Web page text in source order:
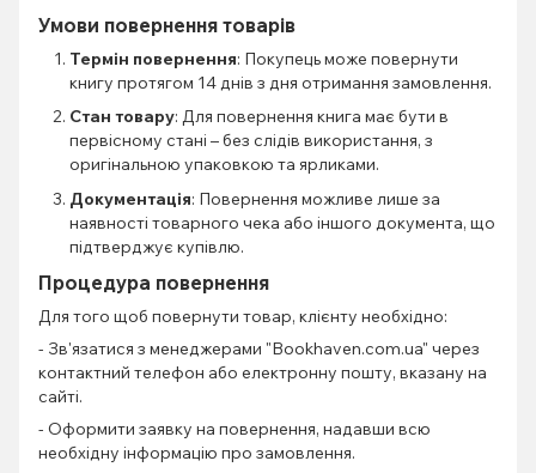
Умови повернення товарів
Термін повернення: Покупець може повернути
книгу протягом 14 днів з дня отримання замовлення.
Стан товару: Для повернення книга має бути в
первісному стані – без слідів використання, з
оригінальною упаковкою та ярликами.
Документація: Повернення можливе лише за
наявності товарного чека або іншого документа, що
підтверджує купівлю.
Процедура повернення
Для того щоб повернути товар, клієнту необхідно:
- Зв'язатися з менеджерами "Bookhaven.com.ua" через
контактний телефон або електронну пошту, вказану на
сайті.
- Оформити заявку на повернення, надавши всю
необхідну інформацію про замовлення.